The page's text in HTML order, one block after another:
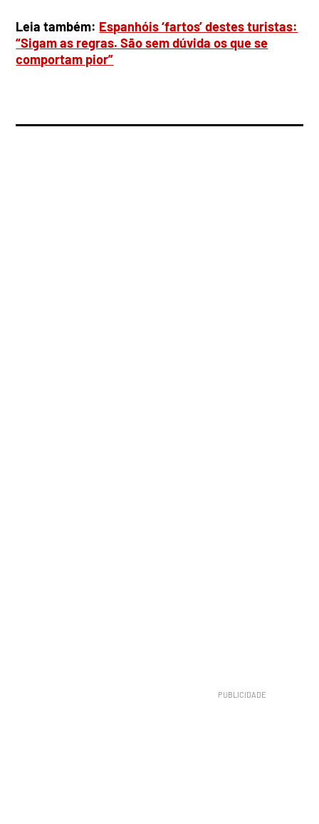
Leia também: Espanhóis ‘fartos’ destes turistas:
“Sigam as regras. São sem dúvida os que se
comportam pior”